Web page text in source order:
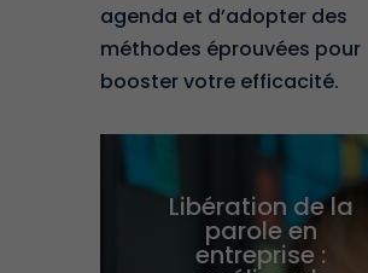
agenda et d’adopter des
méthodes éprouvées pour
booster votre efficacité.
Libération de la
parole en
entreprise :